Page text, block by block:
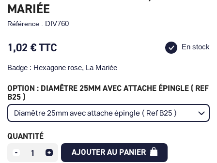
MARIÉE
Référence : DIV760
1,02 €TTC En stock
Badge : Hexagone rose, La Mariée
OPTION : DIAMÊTRE 25MM AVEC ATTACHE ÉPINGLE ( REF
B25 )
QUANTITÉ
AJOUTER AU PANIER